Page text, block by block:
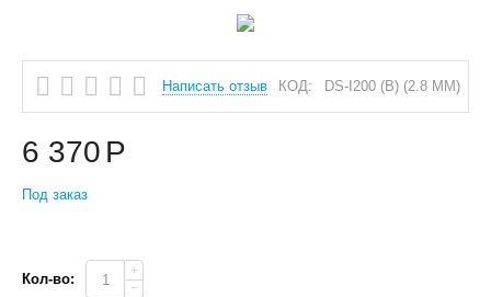
Написать отзыв КОД: DS-I200 (B) (2.8 MM)
6 370 Р
Под заказ
Кол-во:
+
−